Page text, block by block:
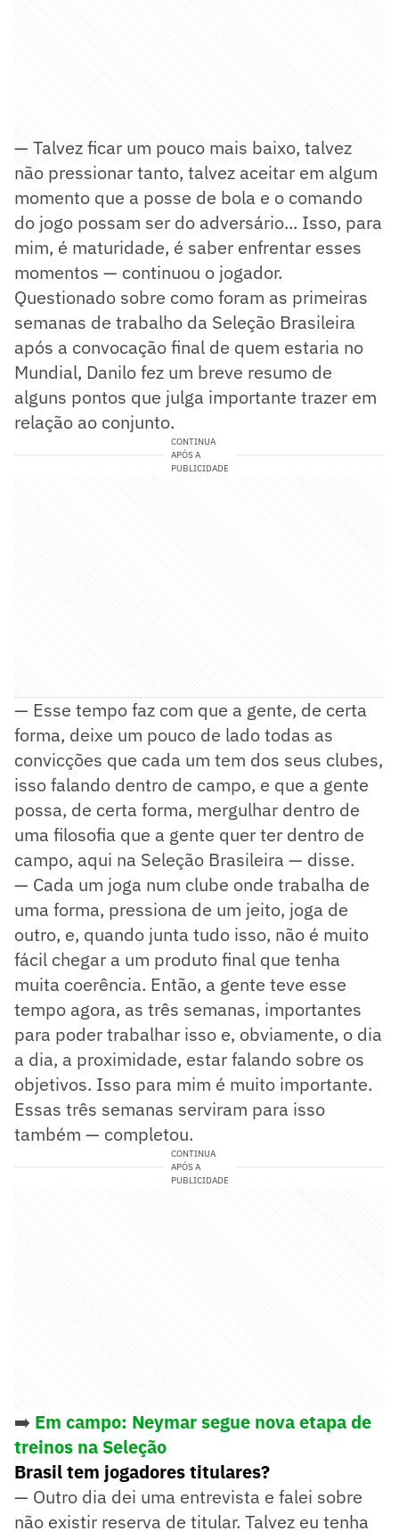
— Talvez ficar um pouco mais baixo, talvez
não pressionar tanto, talvez aceitar em algum
momento que a posse de bola e o comando
do jogo possam ser do adversário... Isso, para
mim, é maturidade, é saber enfrentar esses
momentos — continuou o jogador.
Questionado sobre como foram as primeiras
semanas de trabalho da Seleção Brasileira
após a convocação final de quem estaria no
Mundial, Danilo fez um breve resumo de
alguns pontos que julga importante trazer em
relação ao conjunto.
CONTINUA
APÓS A
PUBLICIDADE
— Esse tempo faz com que a gente, de certa
forma, deixe um pouco de lado todas as
convicções que cada um tem dos seus clubes,
isso falando dentro de campo, e que a gente
possa, de certa forma, mergulhar dentro de
uma filosofia que a gente quer ter dentro de
campo, aqui na Seleção Brasileira — disse.
— Cada um joga num clube onde trabalha de
uma forma, pressiona de um jeito, joga de
outro, e, quando junta tudo isso, não é muito
fácil chegar a um produto final que tenha
muita coerência. Então, a gente teve esse
tempo agora, as três semanas, importantes
para poder trabalhar isso e, obviamente, o dia
a dia, a proximidade, estar falando sobre os
objetivos. Isso para mim é muito importante.
Essas três semanas serviram para isso
também — completou.
CONTINUA
APÓS A
PUBLICIDADE
➡️ Em campo: Neymar segue nova etapa de
treinos na Seleção
Brasil tem jogadores titulares?
— Outro dia dei uma entrevista e falei sobre
não existir reserva de titular. Talvez eu tenha